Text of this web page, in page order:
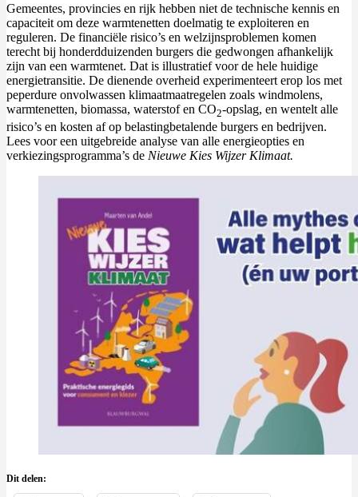
Gemeentes, provincies en rijk hebben niet de technische kennis en
capaciteit om deze warmtenetten doelmatig te exploiteren en
reguleren. De financiële risico’s en welzijnsproblemen komen
terecht bij honderdduizenden burgers die gedwongen afhankelijk
zijn van een warmtenet. Dat is illustratief voor de hele huidige
energietransitie. De dienende overheid experimenteert erop los met
peperdure onvolwassen klimaatmaatregelen zoals windmolens,
warmtenetten, biomassa, waterstof en CO2-opslag, en wentelt alle
risico’s en kosten af op belastingbetalende burgers en bedrijven.
Lees voor een uitgebreide analyse van alle energieopties en
verkiezingsprogramma’s de Nieuwe Kies Wijzer Klimaat.
Dit delen: